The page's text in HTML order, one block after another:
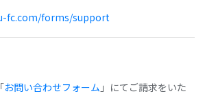
fc.com/forms/support
お問い合わせフォーム 」にてご請求をいた